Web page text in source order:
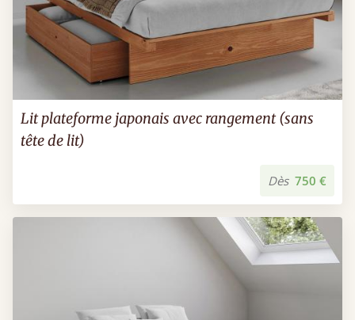
Lit plateforme japonais avec rangement (sans
tête de lit)
Dès 750 €